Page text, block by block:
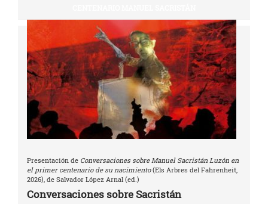
Presentación de Conversaciones sobre Manuel Sacristán Luzón en
el primer centenario de su nacimiento(Els Arbres del Fahrenheit,
2026), de Salvador López Arnal (ed.)
Conversaciones sobre Sacristán